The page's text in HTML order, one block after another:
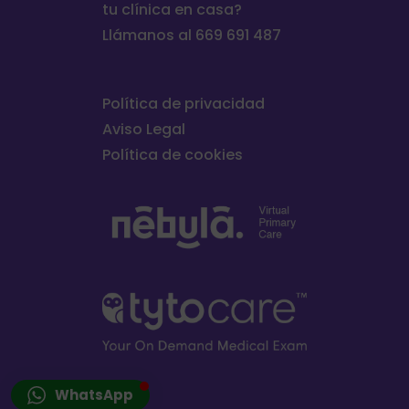
WhatsApp
tu clínica en casa?
Llámanos al 669 691 487
Política de privacidad
Aviso Legal
Política de cookies